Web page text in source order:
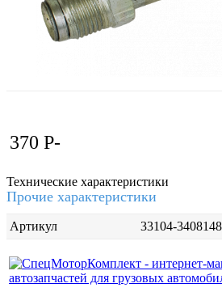
370P-
Технические характеристики
Прочие характеристики
Артикул 33104-3408148